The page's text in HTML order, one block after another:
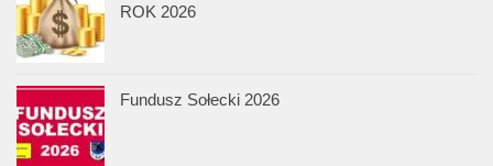
ROK 2026
Fundusz Sołecki 2026